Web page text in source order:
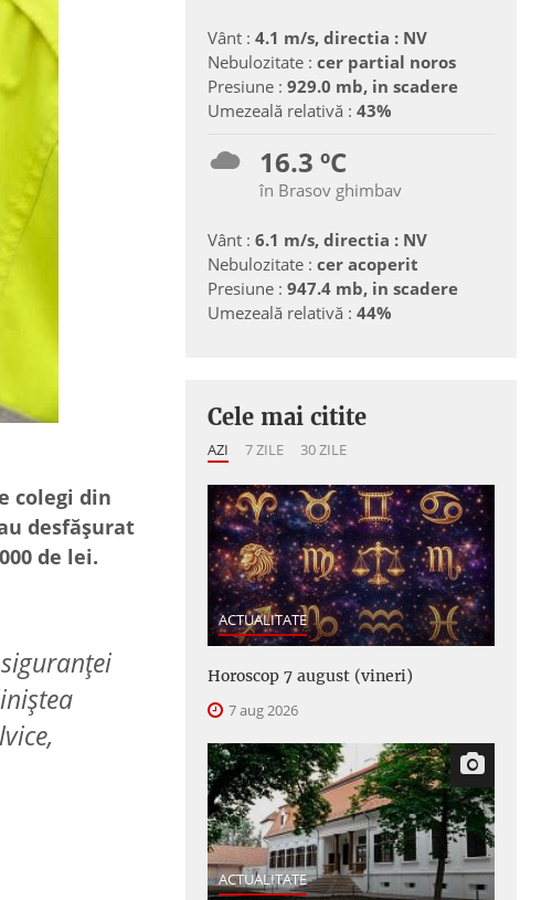
colegi din
desfășurat
de lei.
Vânt : 4.1 m/s, directia : NV
Nebulozitate : cer partial noros
Presiune : 929.0 mb, in scadere
Umezeală relativă : 43%
16.3 ºC
în Brasov ghimbav
Vânt : 6.1 m/s, directia : NV
Nebulozitate : cer acoperit
Presiune : 947.4 mb, in scadere
Umezeală relativă : 44%
Cele mai citite
AZI 7 ZILE 30 ZILE
ACTUALITATE
Horoscop 7 august (vineri)
7 aug 2026
ACTUALITATE